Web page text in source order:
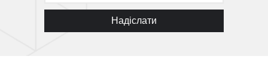
Надіслати